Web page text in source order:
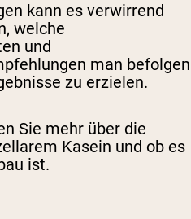
kann es verwirrend
welche
und
man befolgen
zu erzielen.
Sie mehr über die
Kasein und ob es
ist.